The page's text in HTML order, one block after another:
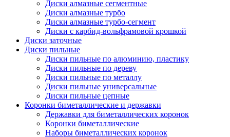
Диски алмазные сегментные
Диски алмазные турбо
Диски алмазные турбо-сегмент
Диски с карбид-вольфрамовой крошкой
Диски заточные
Диски пильные
Диски пильные по алюминию, пластику
Диски пильные по дереву
Диски пильные по металлу
Диски пильные универсальные
Диски пильные цепные
Коронки биметаллические и державки
Державки для биметаллических коронок
Коронки биметаллические
Наборы биметаллических коронок